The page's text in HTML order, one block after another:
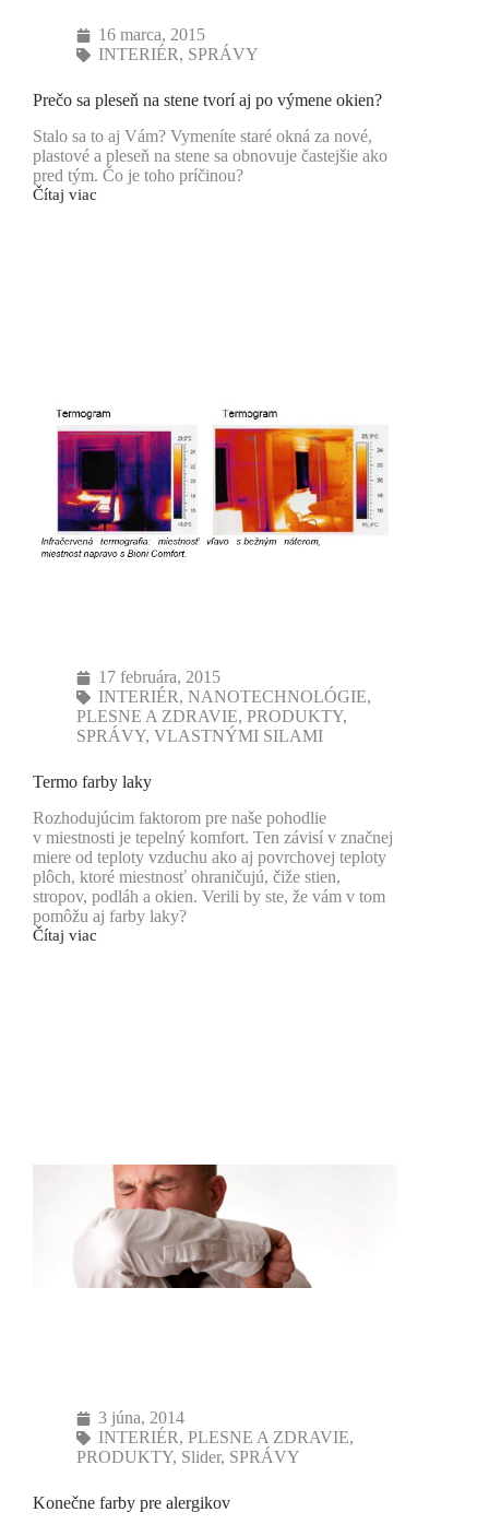
16 marca, 2015
INTERIÉR, SPRÁVY
Prečo sa pleseň na stene tvorí aj po výmene okien?
Stalo sa to aj Vám? Vymeníte staré okná za nové,
plastové a pleseň na stene sa obnovuje častejšie ako
pred tým. Čo je toho príčinou?
Čítaj viac
17 februára, 2015
INTERIÉR, NANOTECHNOLÓGIE,
PLESNE A ZDRAVIE, PRODUKTY,
SPRÁVY, VLASTNÝMI SILAMI
Termo farby laky
Rozhodujúcim faktorom pre naše pohodlie
v miestnosti je tepelný komfort. Ten závisí v značnej
miere od teploty vzduchu ako aj povrchovej teploty
plôch, ktoré miestnosť ohraničujú, čiže stien,
stropov, podláh a okien. Verili by ste, že vám v tom
pomôžu aj farby laky?
Čítaj viac
3 júna, 2014
INTERIÉR, PLESNE A ZDRAVIE,
PRODUKTY, Slider, SPRÁVY
Konečne farby pre alergikov